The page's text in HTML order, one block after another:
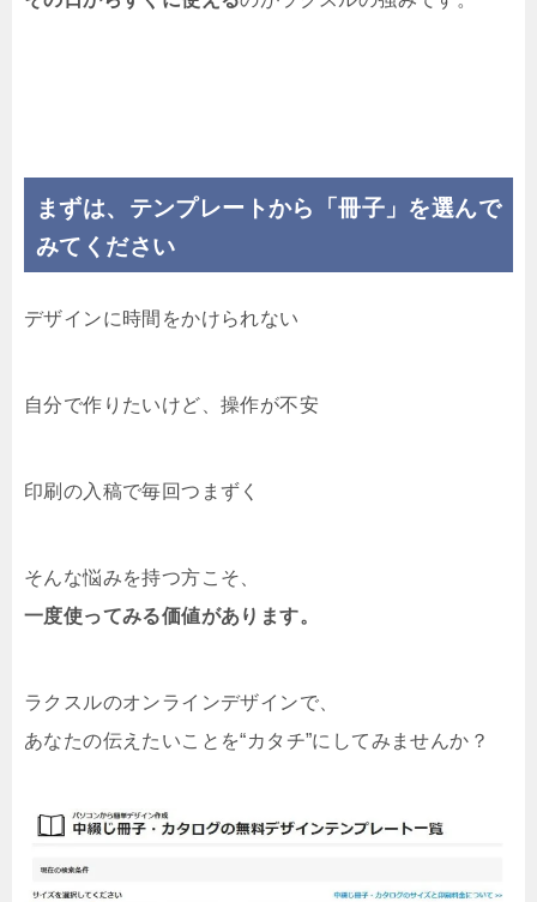
まずは、テンプレートから「冊子」を選んで
みてください
デザインに時間をかけられない
自分で作りたいけど、操作が不安
印刷の入稿で毎回つまずく
そんな悩みを持つ方こそ、
一度使ってみる価値があります。
ラクスルのオンラインデザインで、
あなたの伝えたいことを“カタチ”にしてみませんか？